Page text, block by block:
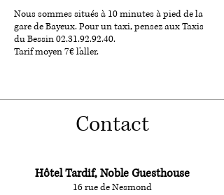
Nous sommes situés à 10 minutes à pied de la
gare de Bayeux. Pour un taxi, pensez aux Taxis
du Bessin02.31.92.92.40.
Tarif moyen 7€ l'aller.
Contact
Hôtel Tardif, Noble Guesthouse
16 rue de Nesmond